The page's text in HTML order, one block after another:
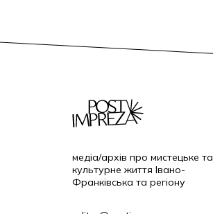
медіа/архів про мистецьке та
культурне життя Івано-
Франківська та регіону